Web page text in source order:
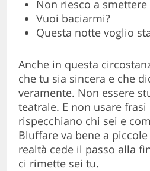
Non riesco a
Vuoi baciarmi?
Questa notte voglio
Anche in questa
che tu sia sincera e che
veramente. Non essere
teatrale. E non usare frasi
rispecchiano chi sei e
Bluffare va bene a
realtà cede il passo alla
ci rimette sei tu.